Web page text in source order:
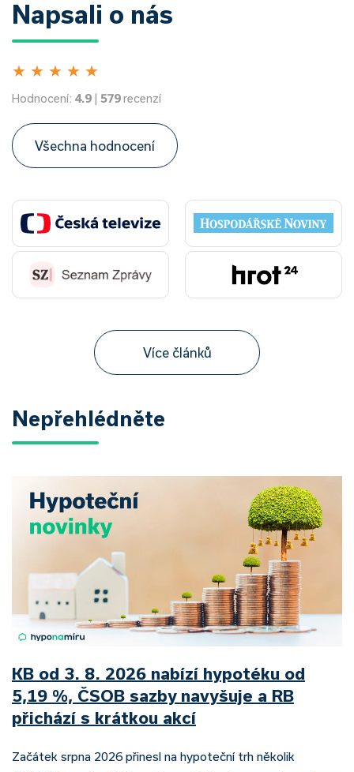
Napsali o nás
★ ★ ★ ★ ★
Hodnocení: 4.9 | 579recenzí
Všechna hodnocení
Více článků
Nepřehlédněte
KB od 3. 8. 2026 nabízí hypotéku od
5,19 %, ČSOB sazby navyšuje a RB
přichází s krátkou akcí
Začátek srpna 2026 přinesl na hypoteční trh několik